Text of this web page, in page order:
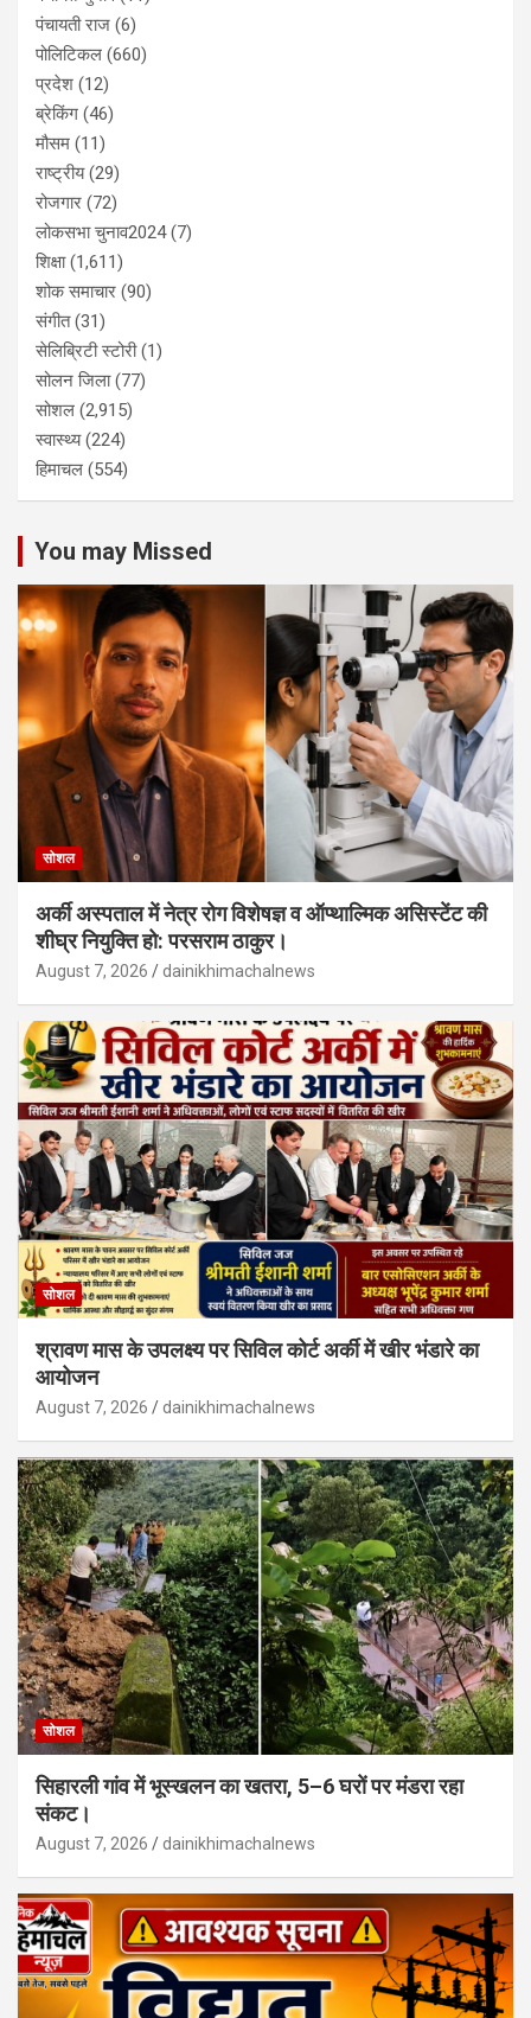
पंचायती राज (6)
पोलिटिकल (660)
प्रदेश (12)
ब्रेकिंग (46)
मौसम (11)
राष्ट्रीय(29)
रोजगार (72)
लोकसभा चुनाव2024(7)
शिक्षा(1,611)
शोक समाचार (90)
संगीत(31)
सेलिब्रिटी स्टोरी(1)
सोलन जिला(77)
सोशल (2,915)
स्वास्थ्य(224)
हिमाचल (554)
You may Missed
सोशल
अर्की अस्पताल में नेत्र रोग विशेषज्ञ व ऑप्थाल्मिक असिस्टेंट की
शीघ्र नियुक्ति हो: परसराम ठाकुर।
August 7, 2026 dainikhimachalnews
सोशल
श्रावण मास के उपलक्ष्य पर सिविल कोर्ट अर्की में खीर भंडारे का
आयोजन
August 7, 2026 dainikhimachalnews
सोशल
सिहारली गांव में भूस्खलन का खतरा, 5–6 घरों पर मंडरा रहा
संकट।
August 7, 2026 dainikhimachalnews